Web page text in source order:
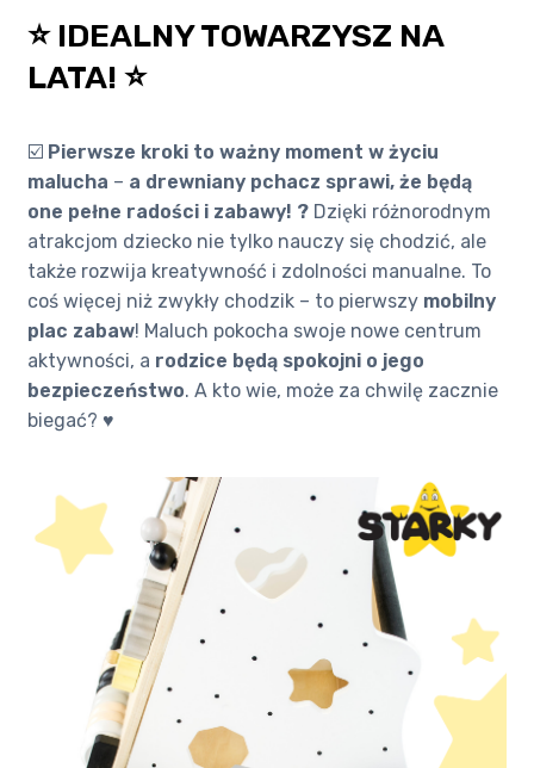
⭐ IDEALNY TOWARZYSZ NA
LATA! ⭐
☑️ Pierwsze kroki to ważny moment w życiu
malucha – a drewniany pchacz sprawi, że będą
one pełne radości i zabawy! ?Dzięki różnorodnym
atrakcjom dziecko nie tylko nauczy się chodzić, ale
także rozwija kreatywność i zdolności manualne. To
coś więcej niż zwykły chodzik – to pierwszy mobilny
plac zabaw! Maluch pokocha swoje nowe centrum
aktywności, a rodzice będą spokojni o jego
bezpieczeństwo. A kto wie, może za chwilę zacznie
biegać? ♥️